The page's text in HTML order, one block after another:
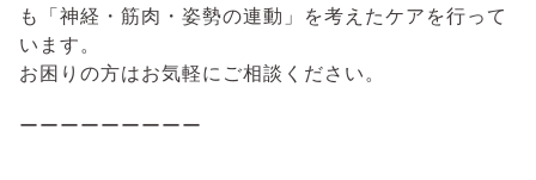
も「神経・筋肉・姿勢の連動」を考えたケアを行って
います。
お困りの方はお気軽にご相談ください。
ーーーーーーーーー